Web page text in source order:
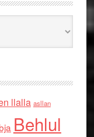
llalla asllan
Behlul